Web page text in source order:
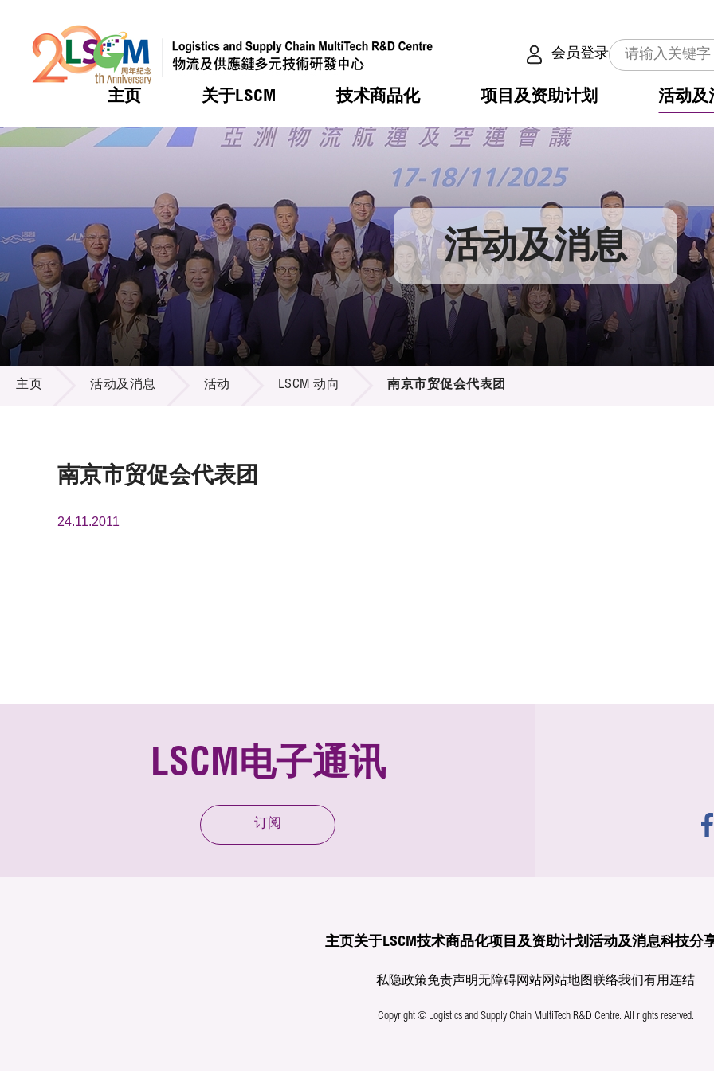
会员登录
主页 关于LSCM
热门 机构简介
组织架构
组织架构
董事局
研究顾问
招标通告
技术商品化
热门 服务
可获授权之技术
应用于公共服务之创新技术
重点项目
项目及资助计划
热门 合作计划
资助计划
资助计划
税务优惠
申请
评审
征求研发项目计划书
项目资料库
活动及
热门 活动
奖项
新闻中心
媒体报导
新闻稿
资讯中心
多媒体
出版刊物
热门 会籍及服务
会员列表
会员登入 活动及消息
活动及消息
主页 活动及消息 活动 LSCM 动向 南京市贸促会代表团
南京市贸促会代表团
24.11.2011
LSCM电子通讯
订阅
主页关于LSCM技术商品化项目及资助计划活动及消息科技分
私隐政策免责声明无障碍网站网站地图联络我们有用连结
Copyright © Logistics and Supply Chain MultiTech R&D Centre. All rights reserved.